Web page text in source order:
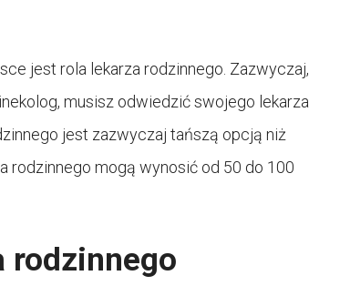
jest rola lekarza rodzinnego. Zazwyczaj,
musisz odwiedzić swojego lekarza
jest zazwyczaj tańszą opcją niż
rodzinnego mogą wynosić od 50 do 100
rodzinnego